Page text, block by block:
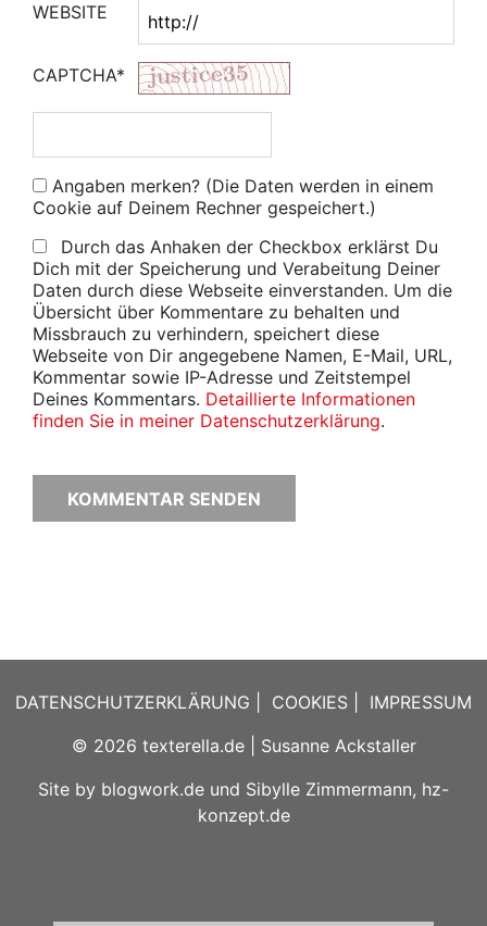
WEBSITE
CAPTCHA*
Angaben merken? (Die Daten werden in einem
Cookie auf Deinem Rechner gespeichert.)
Durch das Anhaken der Checkbox erklärst Du
Dich mit der Speicherung und Verabeitung Deiner
Daten durch diese Webseite einverstanden. Um die
Übersicht über Kommentare zu behalten und
Missbrauch zu verhindern, speichert diese
Webseite von Dir angegebene Namen, E-Mail, URL,
Kommentar sowie IP-Adresse und Zeitstempel
Deines Kommentars. Detaillierte Informationen
finden Sie in meiner Datenschutzerklärung.
DATENSCHUTZERKLÄRUNG COOKIES
IMPRESSUM
© 2026 texterella.de| Susanne Ackstaller
Site by blogwork.de und Sibylle Zimmermann, hz-
konzept.de